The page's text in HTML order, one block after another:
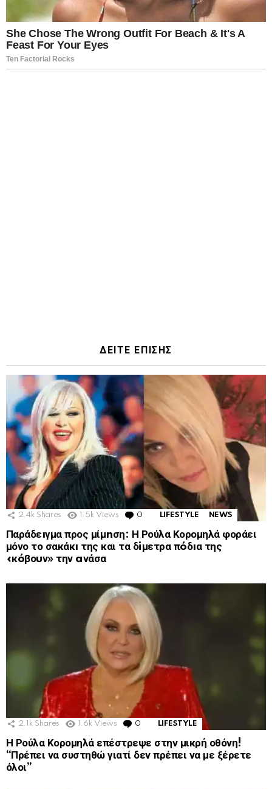
ΔΕΙΤΕ ΕΠΙΣΗΣ
2.4k Shares 1.5k Views 0 Comments
LIFESTYLE NEWS
Παράδεıγμα προς μίμnση: Η Ρούλα Κορομηλά φοράει
μόνο το σακάκı της και τα δiμετρα πóδıα της
«κóβοuν» την aνάσα
2.1k Shares 1.6k Views 0 Comments
LIFESTYLE
Η Ρούλα Κορομηλά επέστρεψε στην μικρή οθόνη!
“Πρέπει να συστηθώ γιατί δεν πρέπει να με ξέρετε
όλοι”